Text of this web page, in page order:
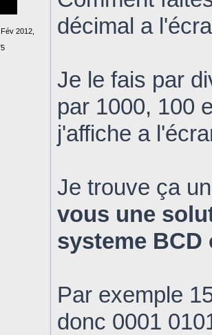
2012,
décimal a
Je le fais par
par 1000, 100
j'affiche a
Je trouve ça
vous une
systeme BCD
Par exemple
donc 0001